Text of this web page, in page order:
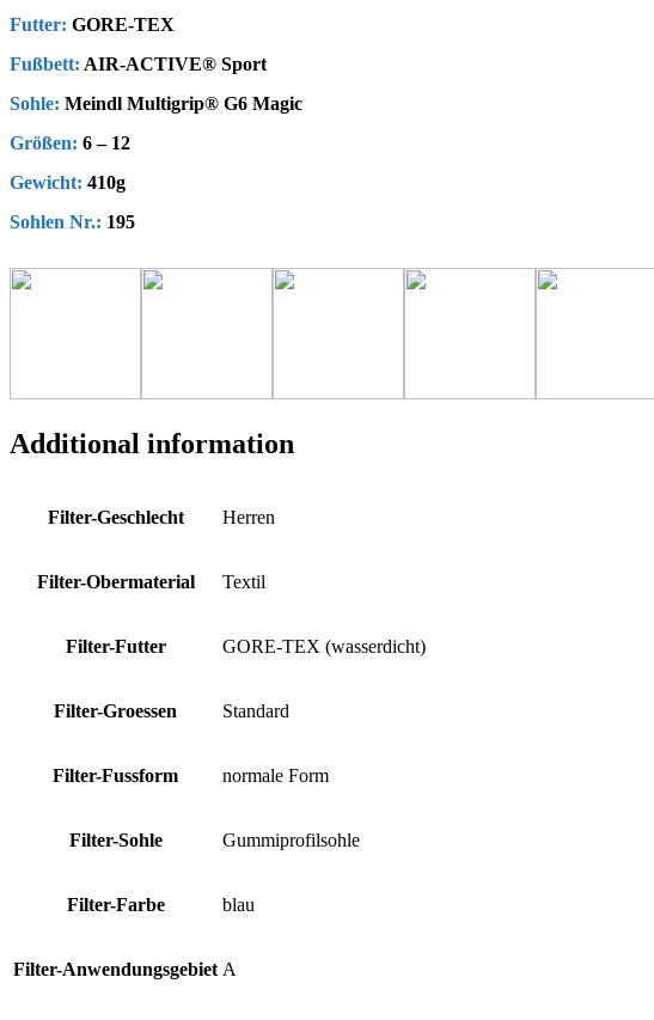
Futter: GORE-TEX
Fußbett: AIR-ACTIVE® Sport
Sohle: Meindl Multigrip® G6 Magic
Größen: 6 – 12
Gewicht: 410g
Sohlen Nr.: 195
Additional information
Filter-Geschlecht Herren
Filter-Obermaterial Textil
Filter-Futter GORE-TEX (wasserdicht)
Filter-Groessen Standard
Filter-Fussform normale Form
Filter-Sohle Gummiprofilsohle
Filter-Farbe blau
Filter-Anwendungsgebiet A